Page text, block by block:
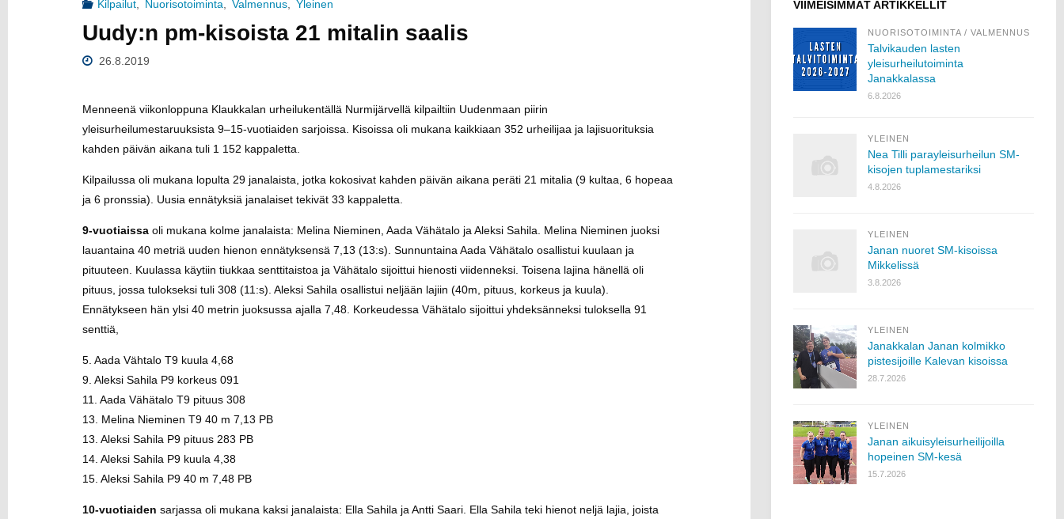
Kilpailut Nuorisotoiminta Valmennus, Yleinen
Uudy:n pm-kisoista 21 mitalin saalis
26.8.2019
Menneenä viikonloppuna Klaukkalan urheilukentällä Nurmijärvellä kilpailtiin Uudenmaan piirin
yleisurheilumestaruuksista 9–15-vuotiaiden sarjoissa. Kisoissa oli mukana kaikkiaan 352 urheilijaa ja lajisuorituksia
kahden päivän aikana tuli 1 152 kappaletta.
Kilpailussa oli mukana lopulta 29 janalaista, jotka kokosivat kahden päivän aikana peräti 21 mitalia (9 kultaa, 6 hopeaa
ja 6 pronssia). Uusia ennätyksiä janalaiset tekivät 33 kappaletta.
9-vuotiaissaoli mukana kolme janalaista: Melina Nieminen, Aada Vähätalo ja Aleksi Sahila. Melina Nieminen juoksi
lauantaina 40 metriä uuden hienon ennätyksensä 7,13 (13:s). Sunnuntaina Aada Vähätalo osallistui kuulaan ja
pituuteen. Kuulassa käytiin tiukkaa senttitaistoa ja Vähätalo sijoittui hienosti viidenneksi. Toisena lajina hänellä oli
pituus, jossa tulokseksi tuli 308 (11:s). Aleksi Sahila osallistui neljään lajiin (40m, pituus, korkeus ja kuula).
Ennätykseen hän ylsi 40 metrin juoksussa ajalla 7,48. Korkeudessa Vähätalo sijoittui yhdeksänneksi tuloksella 91
senttiä,
5. Aada Vähtalo T9 kuula 4,68
9. Aleksi Sahila P9 korkeus 091
11. Aada Vähätalo T9 pituus 308
13. Melina Nieminen T9 40 m 7,13 PB
13. Aleksi Sahila P9 pituus 283 PB
14. Aleksi Sahila P9 kuula 4,38
15. Aleksi Sahila P9 40 m 7,48 PB
10-vuotiaiden sarjassa oli mukana kaksi janalaista: Ella Sahila ja Antti Saari. Ella Sahila teki hienot neljä lajia, joista
VIIMEISIMMÄT ARTIKKELLIT
NUORISOTOIMINTA / VALMENNUS
Talvikauden lasten
yleisurheilutoiminta
Janakkalassa
6.8.2026
YLEINEN
Nea Tilli parayleisurheilun SM-
kisojen tuplamestariksi
4.8.2026
YLEINEN
Janan nuoret SM-kisoissa
Mikkelissä
3.8.2026
YLEINEN
Janakkalan Janan kolmikko
pistesijoille Kalevan kisoissa
28.7.2026
YLEINEN
Janan aikuisyleisurheilijoilla
hopeinen SM-kesä
15.7.2026